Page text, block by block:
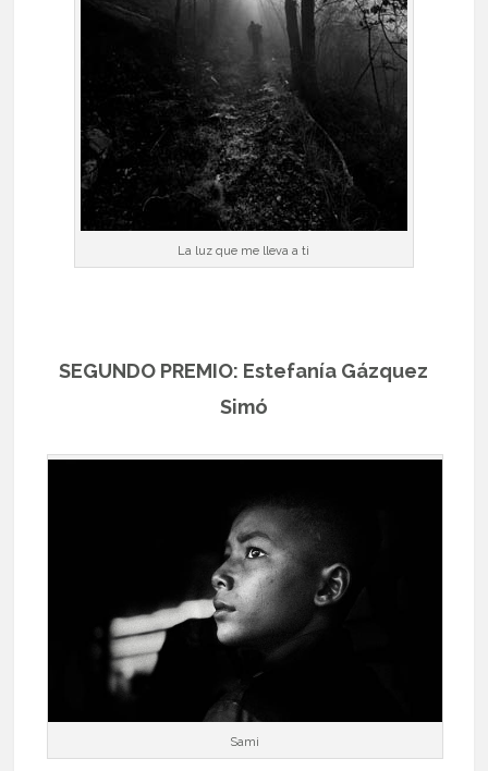
La luz que me lleva a ti
SEGUNDO PREMIO: Estefanía Gázquez
Simó
Sami